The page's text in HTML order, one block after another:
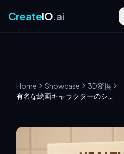
CreateIO.ai
Home Showcase
3D変換
有名な絵画キャラクターのシリアル広告